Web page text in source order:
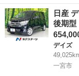
ー名： 日産 ■ 車種名
ター Ｘ 衝突被害軽減
ラ ドライ...
愛知 一宮市 デイ
日産
後期
デイズ
一宮市